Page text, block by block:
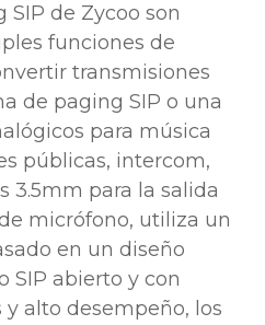
SIP de Zycoo son
funciones de
transmisiones
de paging SIP o una
para música
públicas, intercom,
3.5mm para la salida
micrófono, utiliza un
en un diseño
SIP abierto y con
alto desempeño, los